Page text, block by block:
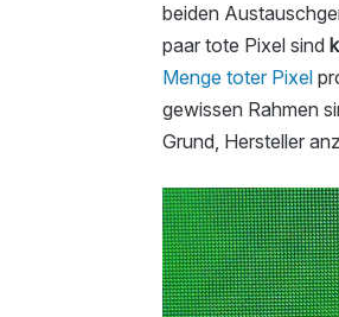
beiden
paar tote Pixel sind
Menge toter Pixel
gewissen Rahmen
Grund, Hersteller